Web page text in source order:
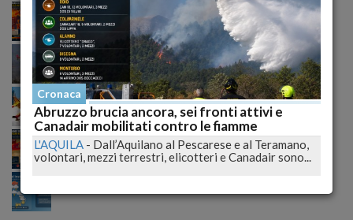
Caldo record sull'Italia: il peggio deve ancora
arrivare, poi una possibile svolta meteo
Incendio tra Lucoli e Roio, massima allerta: continua
il monitoraggio senza sosta delle autorità
Incendi senza tregua nell’Aquilano: il fuoco
raggiunge Roio e cresce la preoccupazione generale
Mediterraneo sempre più bollente: le mappe
rivelano un'anomalia che preoccupa gli esperti
climatici
Cronaca
Abruzzo brucia ancora, sei fronti attivi e
Canadair mobilitati contro le fiamme
L'AQUILA - Dall’Aquilano al Pescarese e al Teramano,
volontari, mezzi terrestri, elicotteri e Canadair sono...